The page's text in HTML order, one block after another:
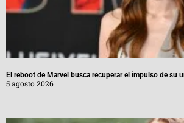
El reboot de Marvel busca recuperar el impulso de su
5 agosto 2026